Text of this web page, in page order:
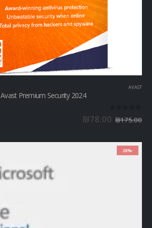
AVAST
Avast Premium Security 2024 - רישיון שנתי למחשב אחד
₪175.00
₪78.00
-28%